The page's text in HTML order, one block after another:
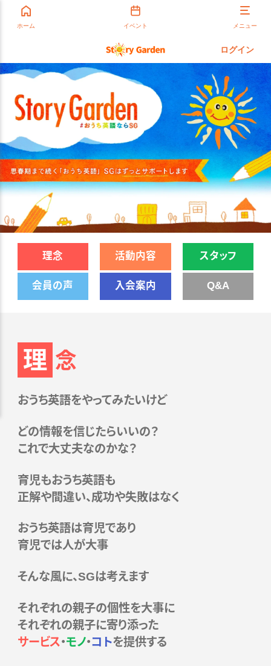
ホーム イベント メニュー
ログイン
理念 活動内容 スタッフ
会員の声 入会案内 Q&A
理 念
おうち英語をやってみたいけど
どの情報を信じたらいいの？
これで大丈夫なのかな？
育児もおうち英語も
正解や間違い、成功や失敗はなく
おうち英語は育児であり
育児では人が大事
そんな風に、SGは考えます
それぞれの親子の個性を大事に
それぞれの親子に寄り添った
サービス・モノ・コトを提供する